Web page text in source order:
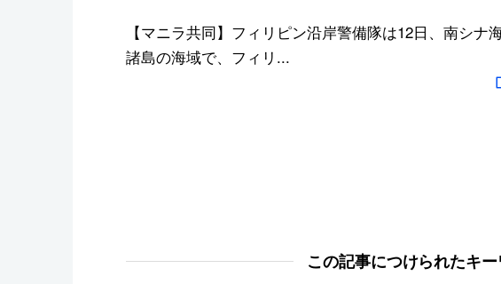
【マニラ共同】フィリピン沿岸警備隊は12日、南シナ
諸島の海域で、フィリ...
この記事につけられたキ